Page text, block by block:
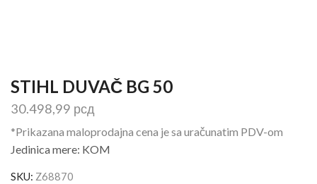
STIHL DUVAČ BG 50
30.498,99 рсд
*Prikazana maloprodajna cena je sa uračunatim PDV-om
Jedinica mere: KOM
SKU: Z68870